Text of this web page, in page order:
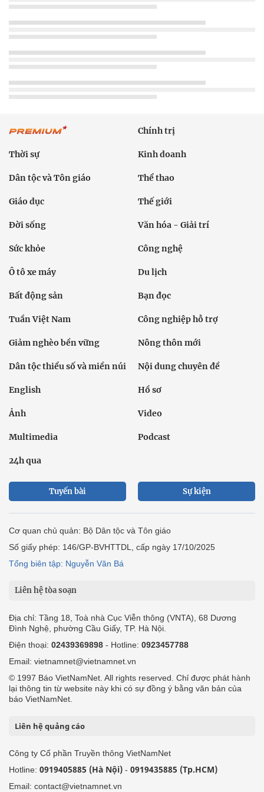
Chính trị
Thời sự Kinh doanh
Dân tộc và Tôn giáo Thể thao
Giáo dục Thế giới
Đời sống Văn hóa - Giải trí
Sức khỏe Công nghệ
Ô tô xe máy Du lịch
Bất động sản Bạn đọc
Tuần Việt Nam Công nghiệp hỗ trợ
Giảm nghèo bền vững Nông thôn mới
Dân tộc thiểu số và miền núi Nội dung chuyên đề
English Hồ sơ
Ảnh Video
Multimedia Podcast
24h qua
Tuyến bài Sự kiện
Cơ quan chủ quản: Bộ Dân tộc và Tôn giáo
Số giấy phép: 146/GP-BVHTTDL, cấp ngày 17/10/2025
Tổng biên tập: Nguyễn Văn Bá
Liên hệ tòa soạn
Địa chỉ: Tầng 18, Toà nhà Cục Viễn thông (VNTA), 68 Dương
Đình Nghệ, phường Cầu Giấy, TP. Hà Nội.
Điện thoại: 02439369898 - Hotline: 0923457788
Email: vietnamnet@vietnamnet.vn
© 1997 Báo VietNamNet. All rights reserved. Chỉ được phát hành
lại thông tin từ website này khi có sự đồng ý bằng văn bản của
báo VietNamNet.
Liên hệ quảng cáo
Công ty Cổ phần Truyền thông VietNamNet
Hotline: 0919405885 (Hà Nội) - 0919435885 (Tp.HCM)
Email: contact@vietnamnet.vn